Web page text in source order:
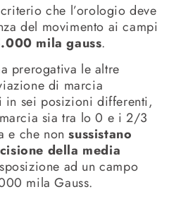
che l’orologio deve
del movimento ai campi
mila gauss.
prerogativa le altre
di marcia
in sei posizioni differenti,
sia tra lo 0 e i 2/3
e che nonsussistano
della media
ad un campo
mila Gauss.